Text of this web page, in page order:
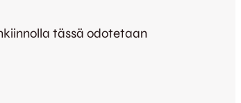
tässä odotetaan